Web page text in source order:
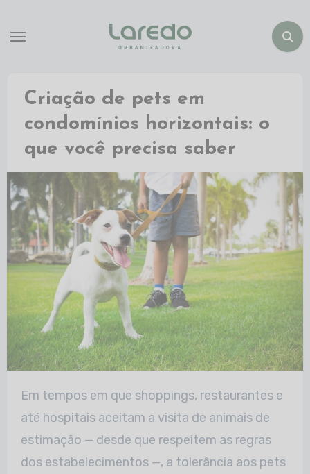
Criação de pets em
condomínios horizontais: o
que você precisa saber
Em tempos em que shoppings, restaurantes e
até hospitais aceitam a visita de animais de
estimação — desde que respeitem as regras
dos estabelecimentos —, a tolerância aos pets